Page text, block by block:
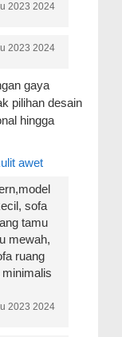
2023 2024
2023 2024
gaya
pilihan desain
hingga
awet
2023 2024